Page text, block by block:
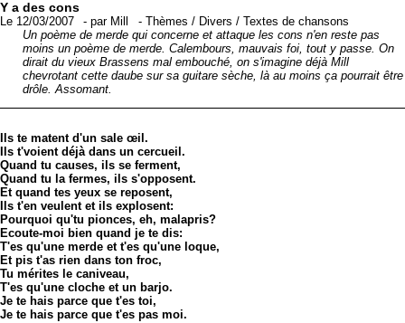
Y a des cons
Le 12/03/2007 -par Mill - Thèmes / Divers / Textes de chansons
Un poème de merde qui concerne et attaque les cons n'en reste pas
moins un poème de merde. Calembours, mauvais foi, tout y passe. On
dirait du vieux Brassens mal embouché, on s'imagine déjà Mill
chevrotant cette daube sur sa guitare sèche, là au moins ça pourrait être
drôle. Assomant.
Ils te matent d'un sale œil.
Ils t'voient déjà dans un cercueil.
Quand tu causes, ils se ferment,
Quand tu la fermes, ils s'opposent.
Et quand tes yeux se reposent,
Ils t'en veulent et ils explosent:
Pourquoi qu'tu pionces, eh, malapris?
Ecoute-moi bien quand je te dis:
T'es qu'une merde et t'es qu'une loque,
Et pis t'as rien dans ton froc,
Tu mérites le caniveau,
T'es qu'une cloche et un barjo.
Je te hais parce que t'es toi,
Je te hais parce que t'es pas moi.